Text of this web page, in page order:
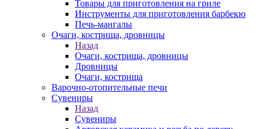
Товары для приготовления на гриле
Инструменты для приготовления барбекю
Печь-мангалы
Очаги, кострища, дровницы
Назад
Очаги, кострища, дровницы
Дровницы
Очаги, кострища
Варочно-отопительные печи
Сувениры
Назад
Сувениры